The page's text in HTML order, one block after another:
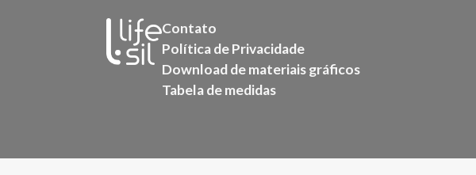
Contato
Política de Privacidade
Download de materiais gráficos
Tabela de medidas